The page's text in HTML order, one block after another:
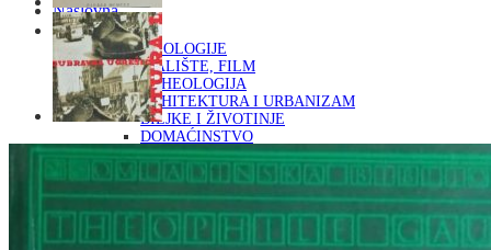
Naslovna
KNJIGE
OD ARHEOLOGIJE
DO KAZALIŠTE, FILM
ARHEOLOGIJA
ARHITEKTURA I URBANIZAM
BILJKE I ŽIVOTINJE
DOMAĆINSTVO
ENCIKLOPEDIJE I LEKSIKONI
ETNOLOGIJA
FILOZOFIJA, SOCIOLOGIJA, ANTROPOLOGIJA
FOTOGRAFIJA
GLAZBENA UMJETNOST
KAZALIŠTE, FILM